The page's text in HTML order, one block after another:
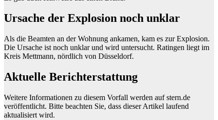
Ursache der Explosion noch unklar
Als die Beamten an der Wohnung ankamen, kam es zur Explosion.
Die Ursache ist noch unklar und wird untersucht. Ratingen liegt im
Kreis Mettmann, nördlich von Düsseldorf.
Aktuelle Berichterstattung
Weitere Informationen zu diesem Vorfall werden auf stern.de
veröffentlicht. Bitte beachten Sie, dass dieser Artikel laufend
aktualisiert wird.